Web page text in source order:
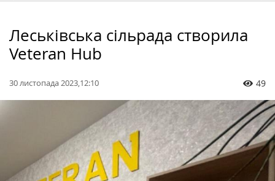
Леськівська сільрада створила
Veteran Hub
30 листопада 2023,12:10 49